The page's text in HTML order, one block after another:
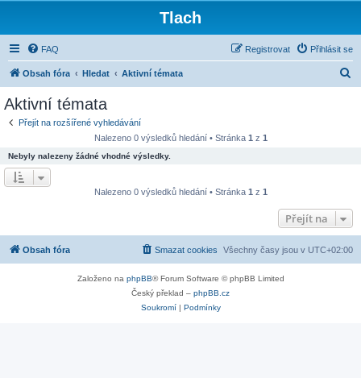
Tlach
FAQ Přihlásit se
Registrovat
Obsah fóra Hledat Aktivní témata
Aktivní témata
Přejít na rozšířené vyhledávání
Nalezeno 0 výsledků hledání • Stránka 1 z 1
Nebyly nalezeny žádné vhodné výsledky.
Nalezeno 0 výsledků hledání • Stránka 1 z 1
Přejít na
Obsah fóra Všechny časy jsou v UTC+02:00
Smazat cookies
Založeno na phpBB® Forum Software © phpBB Limited
Český překlad – phpBB.cz
Soukromí| Podmínky